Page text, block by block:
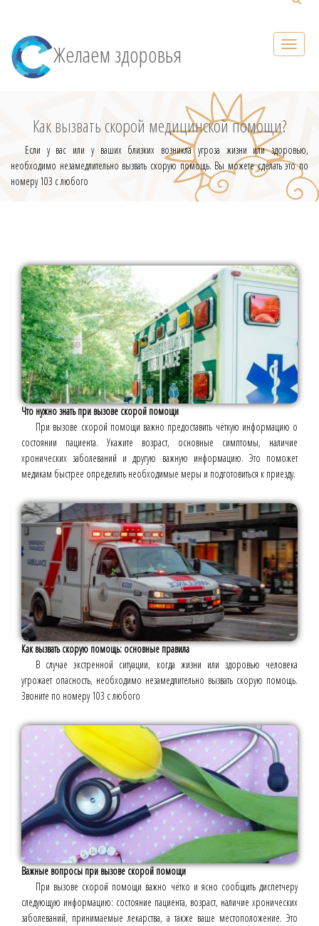
Желаем здоровья
Как вызвать скорой медицинской помощи?
Если у вас или у ваших близких возникла угроза жизни или здоровью,
необходимо незамедлительно вызвать скорую помощь. Вы можете сделать это по
номеру 103 с любого
Что нужно знать при вызове скорой помощи
При вызове скорой помощи важно предоставить чёткую информацию о
состоянии пациента. Укажите возраст, основные симптомы, наличие
хронических заболеваний и другую важную информацию. Это поможет
медикам быстрее определить необходимые меры и подготовиться к приезду.
Как вызвать скорую помощь: основные правила
В случае экстренной ситуации, когда жизни или здоровью человека
угрожает опасность, необходимо незамедлительно вызвать скорую помощь.
Звоните по номеру 103 с любого
Важные вопросы при вызове скорой помощи
При вызове скорой помощи важно чётко и ясно сообщить диспетчеру
следующую информацию: состояние пациента, возраст, наличие хронических
заболеваний, принимаемые лекарства, а также ваше местоположение. Это